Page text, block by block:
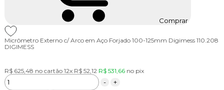
Comprar
Micrômetro Externo c/ Arco em Aço Forjado 100-125mm Digimess 110.208
DIGIMESS
R$ 625,48 no cartão 12x R$ 52,12 R$ 531,66 no pix
- +